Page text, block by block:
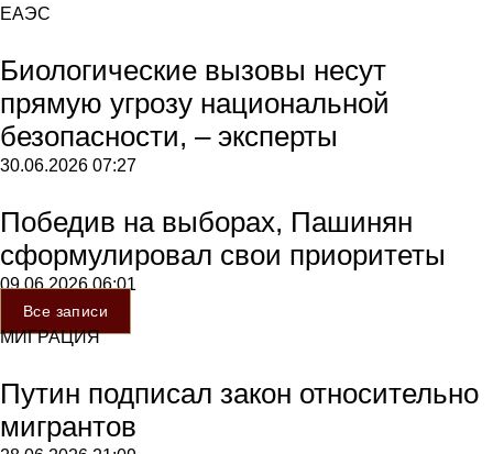
ЕАЭС
Биологические вызовы несут
прямую угрозу национальной
безопасности, – эксперты
30.06.2026 07:27
Победив на выборах, Пашинян
сформулировал свои приоритеты
09.06.202606:01
Все записи
МИГРАЦИЯ
Путин подписал закон относительно
мигрантов